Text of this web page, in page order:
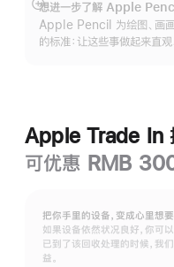
想进一步了解 Apple
Apple Pencil 为绘图、画画
的标准：让这些事做起来直观
展
开
Apple Trade In
可优惠 RMB
把你手里的设备，变成心里想要
如果设备依然状况良好，你可
已到了该回收处理的时候，我
益。